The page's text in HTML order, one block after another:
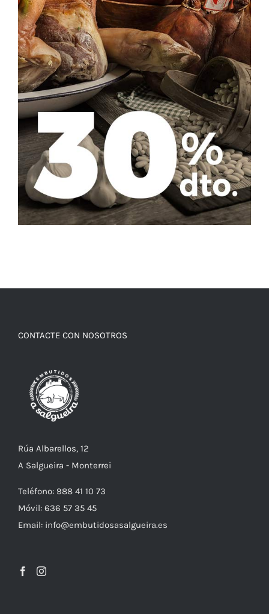
CONTACTE CON NOSOTROS
Rúa Albarellos, 12
A Salgueira - Monterrei
Teléfono: 988 41 10 73
Móvil: 636 57 35 45
Email: info@embutidosasalgueira.es